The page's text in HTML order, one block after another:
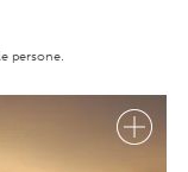
persone.